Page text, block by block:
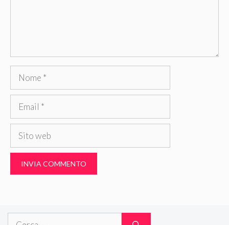
Nome
Email
Sito
Ricerca